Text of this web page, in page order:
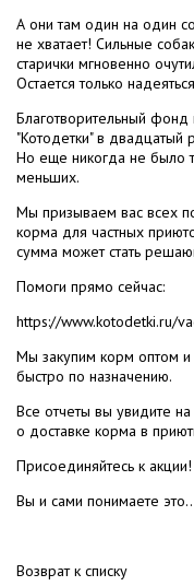
А они там один на один
не хватает! Сильные
старички мгновенно
Остается только
Благотворительный
"Котодетки" в
Но еще никогда не было
меньших.
Мы призываем вас всех
корма для частных
сумма может стать
Помоги прямо сейчас:
https://www.kotodetki.ru/
Мы закупим корм оптом и
быстро по назначению.
Все отчеты вы увидите
о доставке корма в
Присоединяйтесь к
Вы и сами понимаете
Возврат к списку